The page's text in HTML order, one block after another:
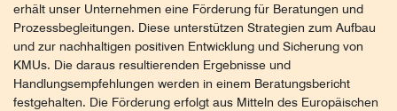
erhält unser Unternehmen eine Förderung für Beratungen und
Prozessbegleitungen. Diese unterstützen Strategien zum Aufbau
und zur nachhaltigen positiven Entwicklung und Sicherung von
KMUs. Die daraus resultierenden Ergebnisse und
Handlungsempfehlungen werden in einem Beratungsbericht
festgehalten. Die Förderung erfolgt aus Mitteln des Europäischen